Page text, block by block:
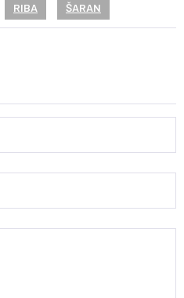
RIBA ŠARAN